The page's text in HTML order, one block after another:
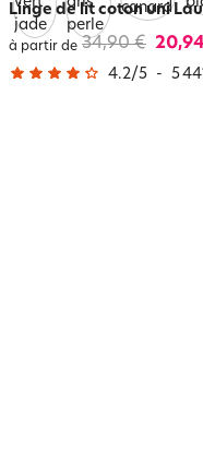
Linge de lit coton uni
à partir de 34,90 €
4.2/5 - 5